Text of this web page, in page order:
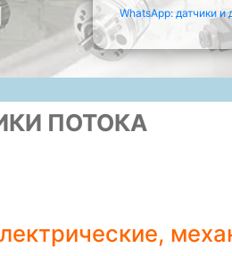
WhatsApp: датчики и
ПОТОКА